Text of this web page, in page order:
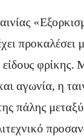
προκαλέσει
είδους
αγωνία, η
πάλης